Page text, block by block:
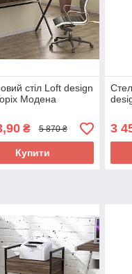
стіл Loft design
Модена
₴ 5 870 ₴
Купити
3